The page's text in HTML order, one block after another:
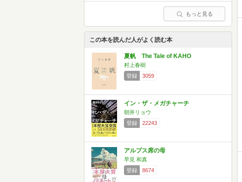
もっと見る
この本を読んだ人がよく読む本
夏帆 The Tale of KAHO
村上春樹
登録
3059
イン・ザ・メガチャーチ
朝井リョウ
登録
22243
アルプス席の母
早見 和真
登録
8674